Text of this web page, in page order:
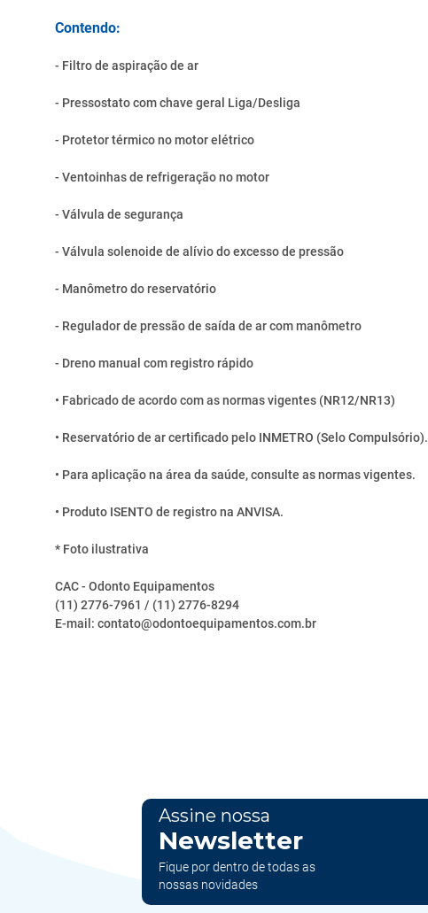
Contendo:
- Filtro de aspiração de ar
- Pressostato com chave geral Liga/Desliga
- Protetor térmico no motor elétrico
- Ventoinhas de refrigeração no motor
- Válvula de segurança
- Válvula solenoide de alívio do excesso de pressão
- Manômetro do reservatório
- Regulador de pressão de saída de ar com manômetro
- Dreno manual com registro rápido
• Fabricado de acordo com as normas vigentes (NR12/NR13)
• Reservatório de ar certificado pelo INMETRO (Selo Compulsório).
• Para aplicação na área da saúde, consulte as normas vigentes.
• Produto ISENTO de registro na ANVISA.
* Foto ilustrativa
CAC - Odonto Equipamentos
(11) 2776-7961 / (11) 2776-8294
E-mail: contato@odontoequipamentos.com.br
Assine nossa
Newsletter
Fique por dentro de todas as
nossas novidades